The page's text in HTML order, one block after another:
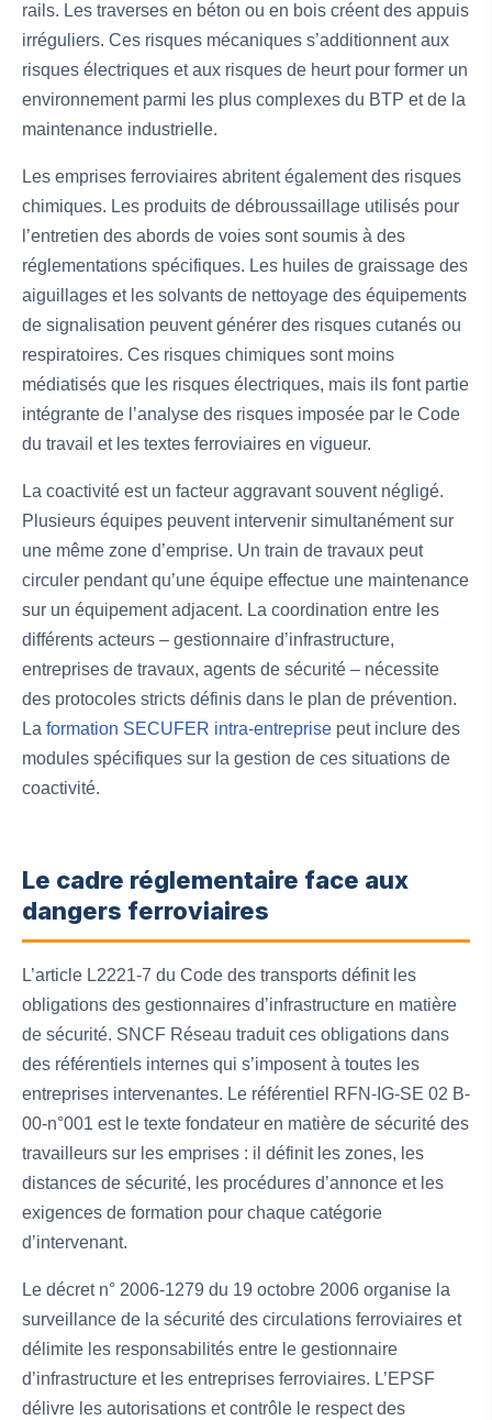
rails. Les traverses en béton ou en bois créent des appuis
irréguliers. Ces risques mécaniques s’additionnent aux
risques électriques et aux risques de heurt pour former un
environnement parmi les plus complexes du BTP et de la
maintenance industrielle.
Les emprises ferroviaires abritent également des risques
chimiques. Les produits de débroussaillage utilisés pour
l’entretien des abords de voies sont soumis à des
réglementations spécifiques. Les huiles de graissage des
aiguillages et les solvants de nettoyage des équipements
de signalisation peuvent générer des risques cutanés ou
respiratoires. Ces risques chimiques sont moins
médiatisés que les risques électriques, mais ils font partie
intégrante de l’analyse des risques imposée par le Code
du travail et les textes ferroviaires en vigueur.
La coactivité est un facteur aggravant souvent négligé.
Plusieurs équipes peuvent intervenir simultanément sur
une même zone d’emprise. Un train de travaux peut
circuler pendant qu’une équipe effectue une maintenance
sur un équipement adjacent. La coordination entre les
différents acteurs – gestionnaire d’infrastructure,
entreprises de travaux, agents de sécurité – nécessite
des protocoles stricts définis dans le plan de prévention.
La formation SECUFER intra-entreprise peut inclure des
modules spécifiques sur la gestion de ces situations de
coactivité.
Le cadre réglementaire face aux
dangers ferroviaires
L’article L2221-7 du Code des transports définit les
obligations des gestionnaires d’infrastructure en matière
de sécurité. SNCF Réseau traduit ces obligations dans
des référentiels internes qui s’imposent à toutes les
entreprises intervenantes. Le référentiel RFN-IG-SE 02 B-
00-n°001 est le texte fondateur en matière de sécurité des
travailleurs sur les emprises : il définit les zones, les
distances de sécurité, les procédures d’annonce et les
exigences de formation pour chaque catégorie
d’intervenant.
Le décret n° 2006-1279 du 19 octobre 2006 organise la
surveillance de la sécurité des circulations ferroviaires et
délimite les responsabilités entre le gestionnaire
d’infrastructure et les entreprises ferroviaires. L’EPSF
délivre les autorisations et contrôle le respect des